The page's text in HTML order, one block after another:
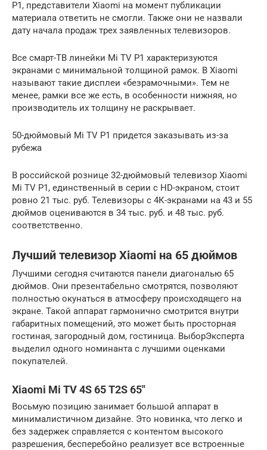
P1, представители Xiaomi на момент публикации
материала ответить не смогли. Также они не назвали
дату начала продаж трех заявленных телевизоров.
Все смарт-ТВ линейки Mi TV P1 характеризуются
экранами с минимальной толщиной рамок. В Xiaomi
называют такие дисплеи «безрамочными». Тем не
менее, рамки все же есть, в особенности нижняя, но
производитель их толщину не раскрывает.
50-дюймовый Mi TV P1 придется заказывать из-за
рубежа
В российской рознице 32-дюймовый телевизор Xiaomi
Mi TV P1, единственный в серии с HD-экраном, стоит
ровно 21 тыс. руб. Телевизоры с 4К-экранами на 43 и 55
дюймов оцениваются в 34 тыс. руб. и 48 тыс. руб.
соответственно.
Лучший телевизор Xiaomi на 65 дюймов
Лучшими сегодня считаются панели диагональю 65
дюймов. Они презентабельно смотрятся, позволяют
полностью окунаться в атмосферу происходящего на
экране. Такой аппарат гармонично смотрится внутри
габаритных помещений, это может быть просторная
гостиная, загородный дом, гостиница. ВыборЭксперта
выделил одного номинанта с лучшими оценками
покупателей.
Xiaomi Mi TV 4S 65 T2S 65″
Восьмую позицию занимает большой аппарат в
минималистичном дизайне. Это новинка, что легко и
без задержек справляется с контентом высокого
разрешения, бесперебойно реализует все встроенные